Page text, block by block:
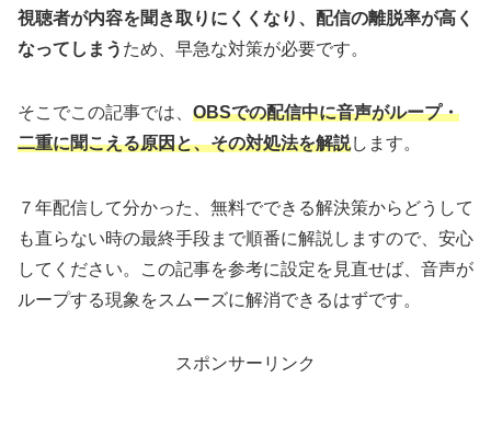
視聴者が内容を聞き取りにくくなり、配信の離脱率が高く
なってしまう ため、早急な対策が必要です。
そこでこの記事では、 OBSでの配信中に音声がループ・
二重に聞こえる原因と、その対処法を解説します。
７年配信して分かった、無料でできる解決策からどうして
も直らない時の最終手段まで順番に解説しますので、安心
してください。この記事を参考に設定を見直せば、音声が
ループする現象をスムーズに解消できるはずです。
スポンサーリンク